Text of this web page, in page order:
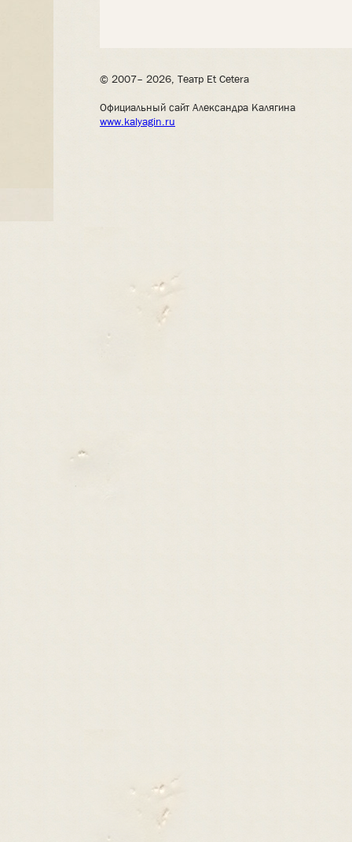
© 2007– 2026, Театр Et Cetera
Официальный сайт Александра Калягина
www.kalyagin.ru